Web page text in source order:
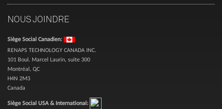
NOUS JOINDRE
Siège Social Canadien:
RENAPS TECHNOLOGY CANADA INC.
101 Boul. Marcel Laurin, suite 300
Montréal, QC
H4N 2M3
Canada
Siège Social USA & International: